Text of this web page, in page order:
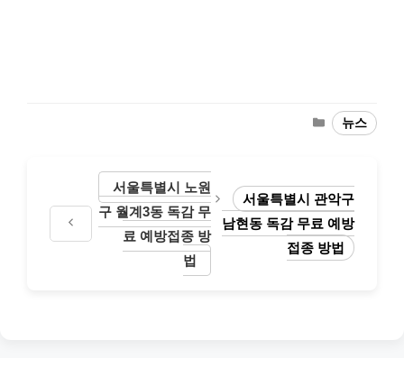
Categories
뉴스
서울특별시 노원
구 월계3동 독감 무
료 예방접종 방
법
서울특별시 관악구
남현동 독감 무료 예방
접종 방법